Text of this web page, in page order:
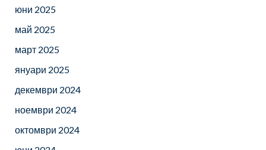
юни 2025
май 2025
март 2025
януари 2025
декември 2024
ноември 2024
октомври 2024